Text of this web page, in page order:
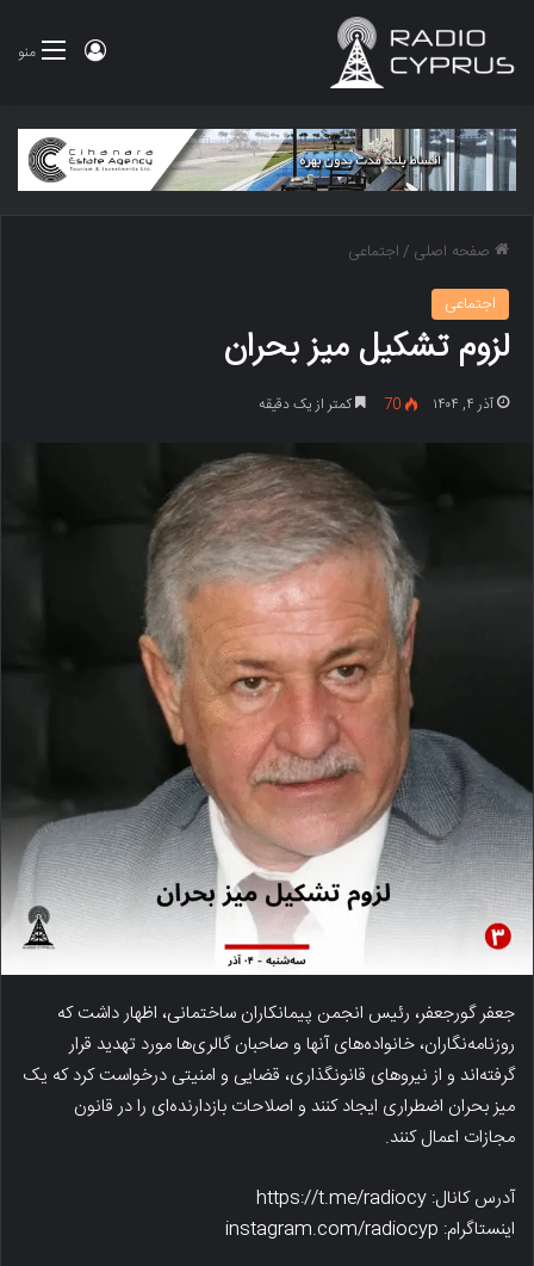
منو ورود
صفحه اصلی /اجتماعی
اجتماعی
لزوم تشکیل میز بحران
آذر ۴, ۱۴۰۴ 70 کمتر از یک دقیقه
جعفر گورجعفر، رئیس انجمن پیمانکاران ساختمانی، اظهار داشت که
روزنامه‌نگاران، خانواده‌های آنها و صاحبان گالری‌ها مورد تهدید قرار
گرفته‌اند و از نیروهای قانونگذاری، قضایی و امنیتی درخواست کرد که یک
میز بحران اضطراری ایجاد کنند و اصلاحات بازدارنده‌ای را در قانون
مجازات اعمال کنند.
آدرس کانال: https://t.me/radiocy
اینستاگرام: instagram.com/radiocyp